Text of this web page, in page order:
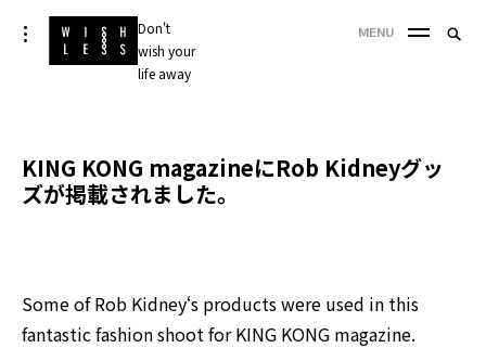
Skip
to
Don't
wish your
life away
toggle
open/close
sidebar
MENU
KING KONG magazineにRob Kidneyグッ
ズが掲載されました。
Some ofRob Kidney‘s products were used in this
fantastic fashion shoot forKING KONG magazine.